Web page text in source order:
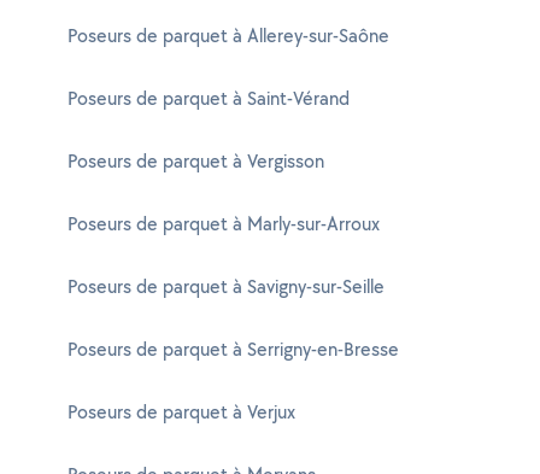
Poseurs de parquet à Allerey-sur-Saône
Poseurs de parquet à Saint-Vérand
Poseurs de parquet à Vergisson
Poseurs de parquet à Marly-sur-Arroux
Poseurs de parquet à Savigny-sur-Seille
Poseurs de parquet à Serrigny-en-Bresse
Poseurs de parquet à Verjux